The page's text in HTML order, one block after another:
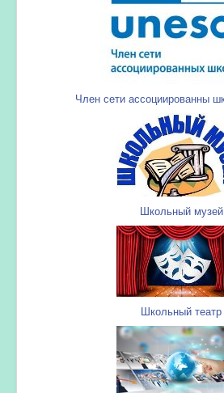
Член сети ассоциированны
Школьный музей
Школьный театр